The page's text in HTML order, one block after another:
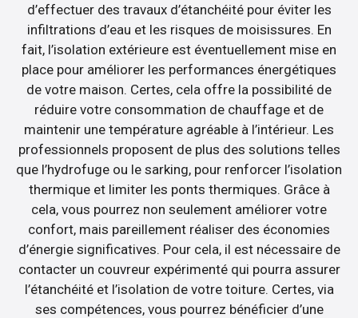
d’effectuer des travaux d’étanchéité pour éviter les
infiltrations d’eau et les risques de moisissures. En
fait, l’isolation extérieure est éventuellement mise en
place pour améliorer les performances énergétiques
de votre maison. Certes, cela offre la possibilité de
réduire votre consommation de chauffage et de
maintenir une température agréable à l’intérieur. Les
professionnels proposent de plus des solutions telles
que l’hydrofuge ou le sarking, pour renforcer l’isolation
thermique et limiter les ponts thermiques. Grâce à
cela, vous pourrez non seulement améliorer votre
confort, mais pareillement réaliser des économies
d’énergie significatives. Pour cela, il est nécessaire de
contacter un couvreur expérimenté qui pourra assurer
l’étanchéité et l’isolation de votre toiture. Certes, via
ses compétences, vous pourrez bénéficier d’une